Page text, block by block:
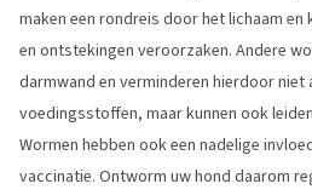
maken een rondreis door het lichaam en
en ontstekingen veroorzaken. Andere
darmwand en verminderen hierdoor niet
voedingsstoffen, maar kunnen ook
Wormen hebben ook een nadelige
vaccinatie. Ontworm uw hond daarom